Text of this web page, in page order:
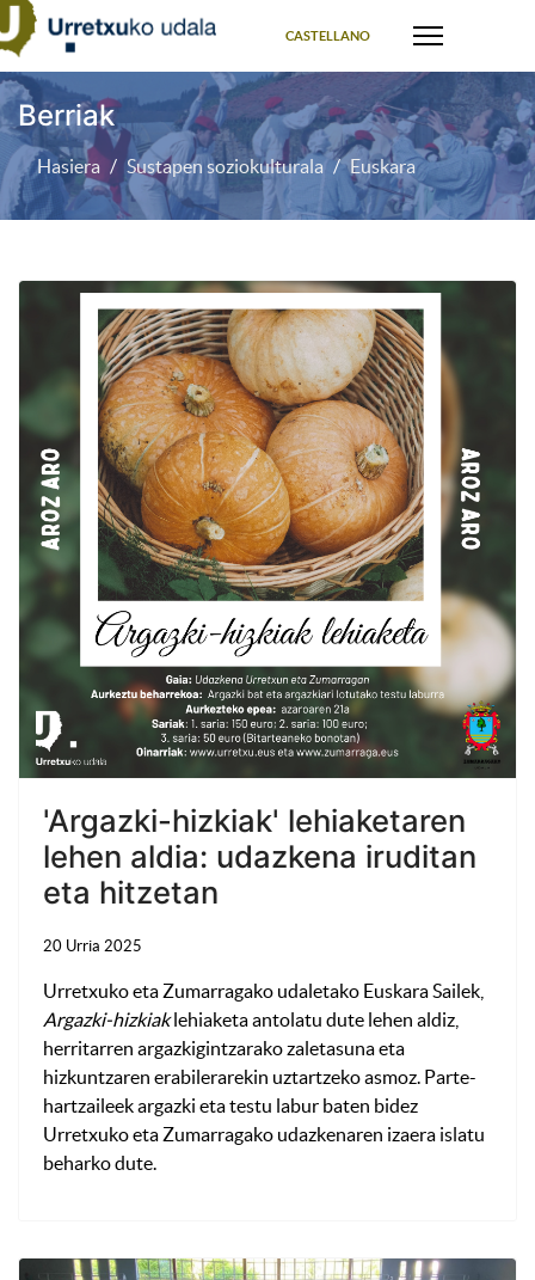
CASTELLANO
Berriak
Hasiera Sustapen soziokulturala Euskara
'Argazki-hizkiak' lehiaketaren
lehen aldia: udazkena iruditan
eta hitzetan
20 Urria 2025
Urretxuko eta Zumarragako udaletako Euskara Sailek,
Argazki-hizkiaklehiaketa antolatu dute lehen aldiz,
herritarren argazkigintzarako zaletasuna eta
hizkuntzaren erabilerarekin uztartzeko asmoz. Parte-
hartzaileek argazki eta testu labur baten bidez
Urretxuko eta Zumarragako udazkenaren izaera islatu
beharko dute.